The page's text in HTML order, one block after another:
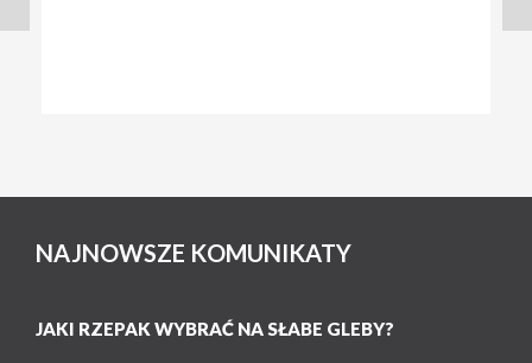
NAJNOWSZE KOMUNIKATY
JAKI RZEPAK WYBRAĆ NA SŁABE GLEBY?